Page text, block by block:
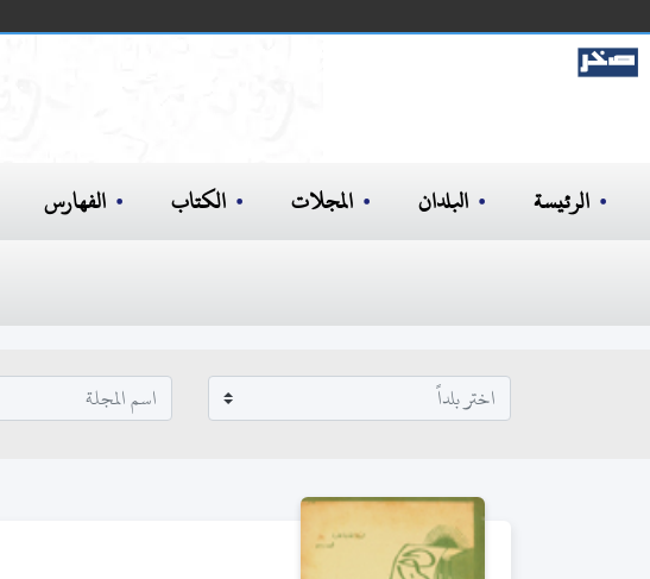
الرئيسة البلدان المجلات الكتاب الفهارس